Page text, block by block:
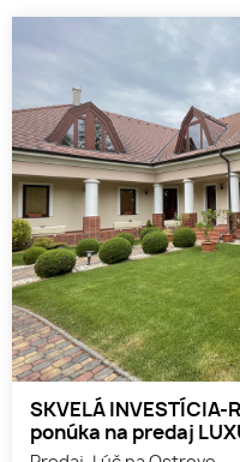
SKVELÁ INVESTÍCIA-
ponúka na predaj